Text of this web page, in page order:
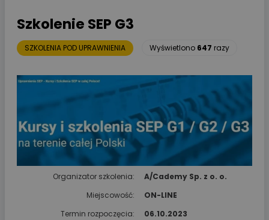
Szkolenie SEP G3
SZKOLENIA POD UPRAWNIENIA Wyświetlono 647 razy
Organizator szkolenia:
A/Cademy Sp. z o. o.
Miejscowość:
ON-LINE
Termin rozpoczęcia:
06.10.2023